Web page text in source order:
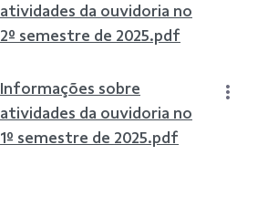
atividades da ouvidoria no
2º semestre de 2025.pdf
Informações sobre
atividades da ouvidoria no
1º semestre de 2025.pdf